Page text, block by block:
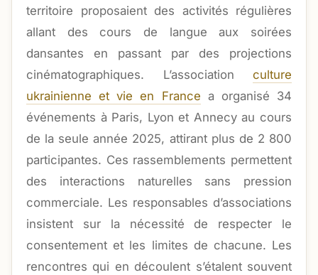
territoire proposaient des activités régulières
allant des cours de langue aux soirées
dansantes en passant par des projections
cinématographiques. L’association culture
ukrainienne et vie en France a organisé 34
événements à Paris, Lyon et Annecy au cours
de la seule année 2025, attirant plus de 2 800
participantes. Ces rassemblements permettent
des interactions naturelles sans pression
commerciale. Les responsables d’associations
insistent sur la nécessité de respecter le
consentement et les limites de chacune. Les
rencontres qui en découlent s’étalent souvent